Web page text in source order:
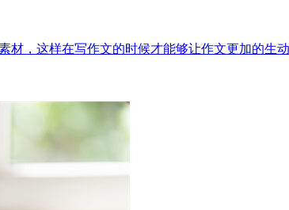
材，这样在写作文的时候才能够让作文更加的